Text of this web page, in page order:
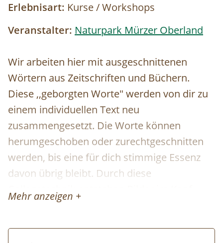
Erlebnisart: Kurse / Workshops
Veranstalter: Naturpark Mürzer Oberland
Wir arbeiten hier mit ausgeschnittenen
Wörtern aus Zeitschriften und Büchern.
Diese ,,geborgten Worte" werden von dir zu
einem individuellen Text neu
zusammengesetzt. Die Worte können
herumgeschoben oder zurechtgeschnitten
werden, bis eine für dich stimmige Essenz
davon übrig bleibt. Durch diese
Collagetechnik entstehen Bilder im Kopf.
Diese Bilder und momentane Gefühle
Mehr anzeigen +